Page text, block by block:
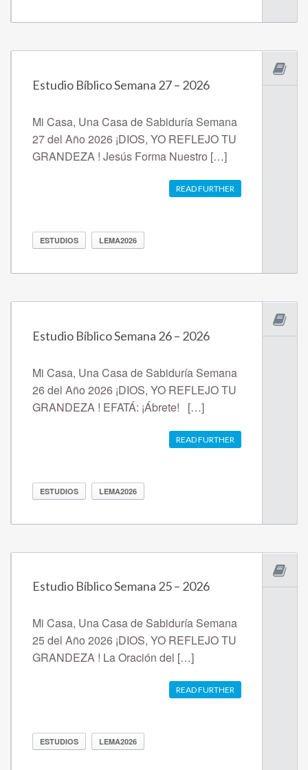
Estudio Bíblico Semana 27 – 2026
Mi Casa, Una Casa de Sabiduría Semana
27 del Año 2026 ¡DIOS, YO REFLEJO TU
GRANDEZA ! Jesús Forma Nuestro […]
READ FURTHER
ESTUDIOS LEMA2026
Estudio Bíblico Semana 26 – 2026
Mi Casa, Una Casa de Sabiduría Semana
26 del Año 2026 ¡DIOS, YO REFLEJO TU
GRANDEZA ! EFATÁ: ¡Ábrete! […]
READ FURTHER
ESTUDIOS LEMA2026
Estudio Bíblico Semana 25 – 2026
Mi Casa, Una Casa de Sabiduría Semana
25 del Año 2026 ¡DIOS, YO REFLEJO TU
GRANDEZA ! La Oración del […]
READ FURTHER
ESTUDIOS LEMA2026